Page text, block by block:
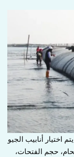
اختيار أنابيب الجيو
حجم الفتحات،